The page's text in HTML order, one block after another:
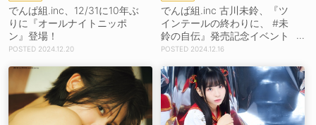
でんぱ組.inc、12/31に10年ぶ
りに『オールナイトニッポ
ン』登場！
2024.12.20
でんぱ組.inc 古川未鈴、『ツ
インテールの終わりに、 #未
鈴の自伝』発売記念イベント
詳細解禁！ 限定版にはメンバ
2024.12.16